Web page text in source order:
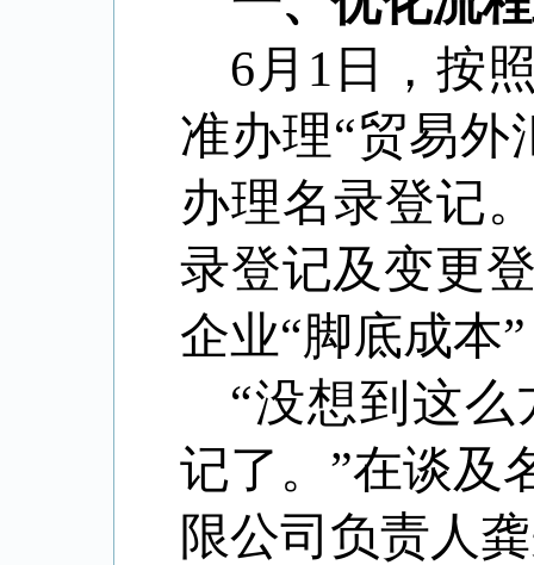
6 月 1 日，按
准办理“贸易外
办理名录登记
录登记及变更
企业“脚底成本”
“没想到这
记了。”在谈及
限公司负责人